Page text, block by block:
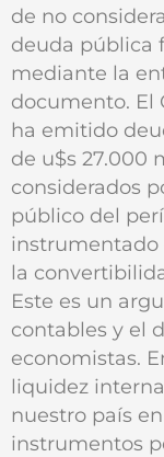
de no
deuda pública
mediante la
documento. El
ha emitido
de u$s 27.000
considerados
público del
instrumentado
la
Este es un
contables y el
economistas.
liquidez
nuestro país
instrumentos